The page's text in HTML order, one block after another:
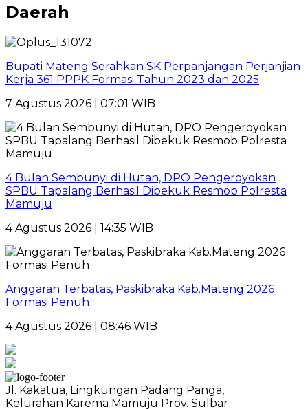
Daerah
Bupati Mateng Serahkan SK Perpanjangan Perjanjian
Kerja 361 PPPK Formasi Tahun 2023 dan 2025
7 Agustus 2026 | 07:01 WIB
4 Bulan Sembunyi di Hutan, DPO Pengeroyokan
SPBU Tapalang Berhasil Dibekuk Resmob Polresta
Mamuju
4 Agustus 2026 | 14:35 WIB
Anggaran Terbatas, Paskibraka Kab.Mateng 2026
Formasi Penuh
4 Agustus 2026 | 08:46 WIB
Jl. Kakatua, Lingkungan Padang Panga,
Kelurahan Karema Mamuju Prov. Sulbar